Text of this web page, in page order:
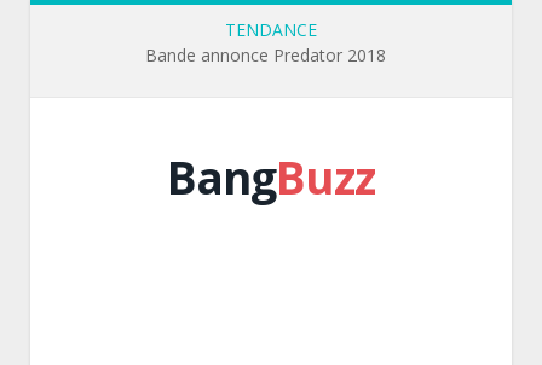
TENDANCE
Bande annonce Predator 2018
BangBuzz